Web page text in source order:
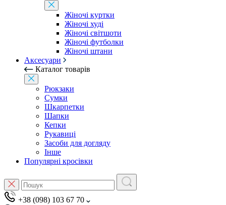
Жіночі куртки
Жіночі худі
Жіночі світшоти
Жіночі футболки
Жіночі штани
Аксесуари
Каталог товарів
Рюкзаки
Сумки
Шкарпетки
Шапки
Кепки
Рукавиці
Засоби для догляду
Інше
Популярні кросівки
+38 (098) 103 67 70